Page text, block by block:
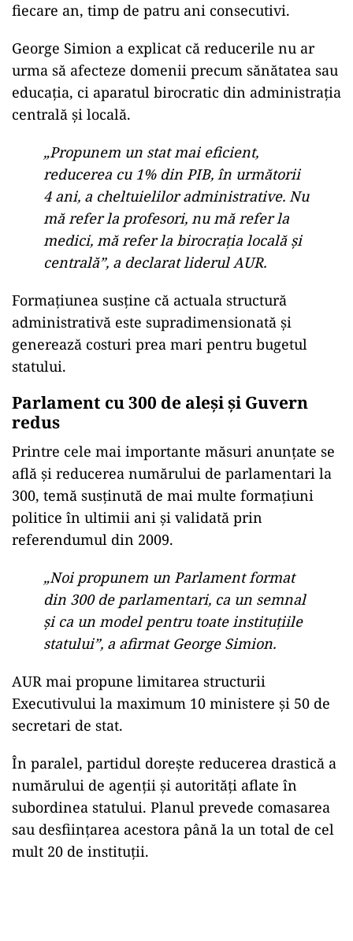
fiecare an, timp de patru ani consecutivi.
George Simion a explicat că reducerile nu ar
urma să afecteze domenii precum sănătatea sau
educația, ci aparatul birocratic din administrația
centrală și locală.
„Propunem un stat mai eficient,
reducerea cu 1% din PIB, în următorii
4 ani, a cheltuielilor administrative. Nu
mă refer la profesori, nu mă refer la
medici, mă refer la birocraţia locală şi
centrală”, a declarat liderul AUR.
Formațiunea susține că actuala structură
administrativă este supradimensionată și
generează costuri prea mari pentru bugetul
statului.
Parlament cu 300 de aleși și Guvern
redus
Printre cele mai importante măsuri anunțate se
află și reducerea numărului de parlamentari la
300, temă susținută de mai multe formațiuni
politice în ultimii ani și validată prin
referendumul din 2009.
„Noi propunem un Parlament format
din 300 de parlamentari, ca un semnal
şi ca un model pentru toate instituţiile
statului”, a afirmat George Simion.
AUR mai propune limitarea structurii
Executivului la maximum 10 ministere și 50 de
secretari de stat.
În paralel, partidul dorește reducerea drastică a
numărului de agenții și autorități aflate în
subordinea statului. Planul prevede comasarea
sau desființarea acestora până la un total de cel
mult 20 de instituții.